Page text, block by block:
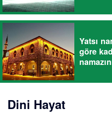
Yatsı
göre
Dini Hayat